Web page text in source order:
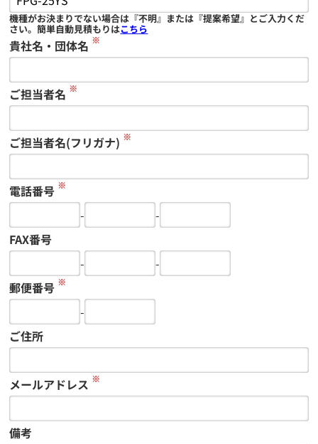
機種がお決まりでない場合は『不明』または『提案希望』とご入力くだ
さい。簡単自動見積もりはこちら
貴社名・団体名 ※
ご担当者名 ※
ご担当者名(フリガナ) ※
電話番号 ※
-
-
FAX番号
-
-
郵便番号 ※
-
ご住所
メールアドレス ※
備考